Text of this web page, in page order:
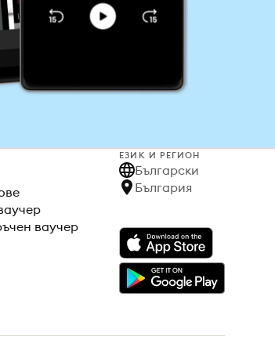
ваучер
ЕЗИК И РЕГИОН
Български
България